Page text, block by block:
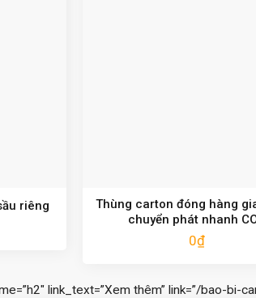
riêng
Thùng carton đóng hàng
chuyển phát nhanh
0₫
link_text=”Xem thêm” link=”/bao-bi-